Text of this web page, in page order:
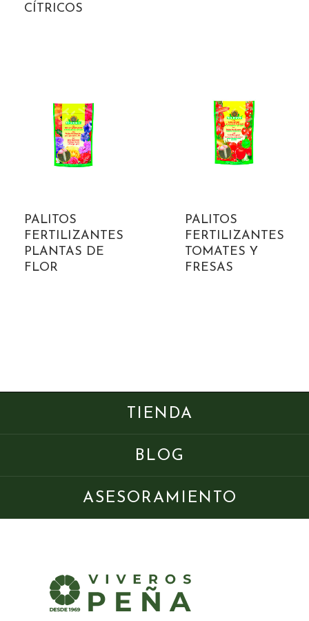
CÍTRICOS
PALITOS
FERTILIZANTES
PLANTAS DE
FLOR
PALITOS
FERTILIZANTES
TOMATES Y
FRESAS
TIENDA
BLOG
ASESORAMIENTO